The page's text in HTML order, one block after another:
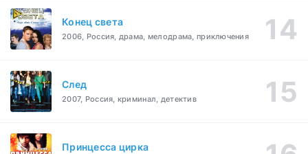
Конец света
2006, Россия, драма, мелодрама, приключения
След
2007, Россия, криминал, детектив
Принцесса цирка